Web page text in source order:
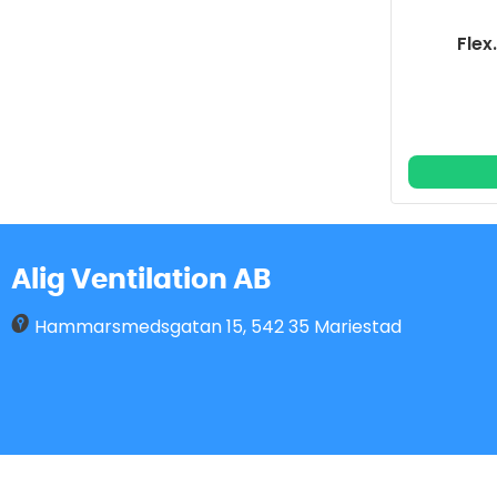
Alig Ventilation AB
Hammarsmedsgatan 15, 542 35 Mariestad